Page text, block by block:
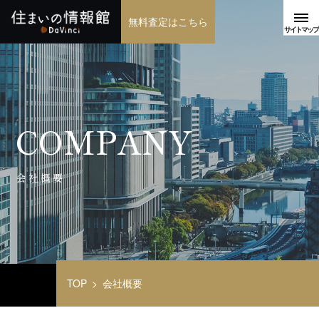
無料査定はこちら
会社概要
COMPANY
TOP 会社概要